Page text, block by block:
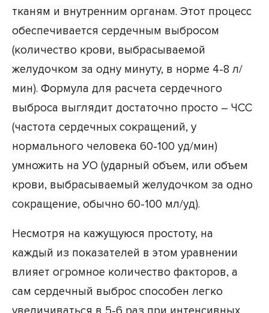
тканям и внутренним органам. Этот процесс
обеспечивается сердечным выбросом
(количество крови, выбрасываемой
желудочком за одну минуту, в норме 4-8 л/
мин). Формула для расчета сердечного
выброса выглядит достаточно просто – ЧСС
(частота сердечных сокращений, у
нормального человека 60-100 уд/мин)
умножить на УО (ударный объем, или объем
крови, выбрасываемый желудочком за одно
сокращение, обычно 60-100 мл/уд).
Несмотря на кажущуюся простоту, на
каждый из показателей в этом уравнении
влияет огромное количество факторов, а
сам сердечный выброс способен легко